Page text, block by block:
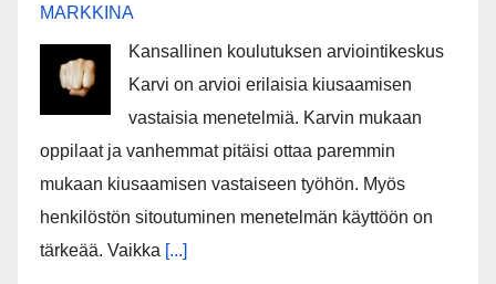
MARKKINA
Kansallinen koulutuksen arviointikeskus
Karvi on arvioi erilaisia kiusaamisen
vastaisia menetelmiä. Karvin mukaan
oppilaat ja vanhemmat pitäisi ottaa paremmin
mukaan kiusaamisen vastaiseen työhön. Myös
henkilöstön sitoutuminen menetelmän käyttöön on
tärkeää. Vaikka [...]